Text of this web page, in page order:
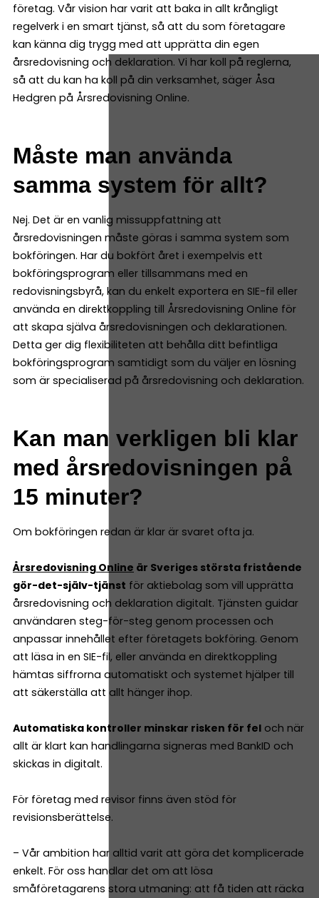
företag. Vår vision har varit att baka in allt krångligt
regelverk i en smart tjänst, så att du som företagare
kan känna dig trygg med att upprätta din egen
årsredovisning och deklaration. Vi har koll på reglerna,
så att du kan ha koll på din verksamhet, säger Åsa
Hedgren på Årsredovisning Online.
Måste man använda
samma system för allt?
Nej. Det är en vanlig missuppfattning att
årsredovisningen måste göras i samma system som
bokföringen. Har du bokfört året i exempelvis ett
bokföringsprogram eller tillsammans med en
redovisningsbyrå, kan du enkelt exportera en SIE-fil eller
använda en direktkoppling till Årsredovisning Online för
att skapa själva årsredovisningen och deklarationen.
Detta ger dig flexibiliteten att behålla ditt befintliga
bokföringsprogram samtidigt som du väljer en lösning
som är specialiserad på årsredovisning och deklaration.
Kan man verkligen bli klar
med årsredovisningen på
15 minuter?
Om bokföringen redan är klar är svaret ofta ja.
Årsredovisning Online är Sveriges största fristående
gör-det-själv-tjänst för aktiebolag som vill upprätta
årsredovisning och deklaration digitalt. Tjänsten guidar
användaren steg-för-steg genom processen och
anpassar innehållet efter företagets bokföring. Genom
att läsa in en SIE-fil, eller använda en direktkoppling
hämtas siffrorna automatiskt och systemet hjälper till
att säkerställa att allt hänger ihop.
Automatiska kontroller minskar risken för fel och när
allt är klart kan handlingarna signeras med BankID och
skickas in digitalt.
För företag med revisor finns även stöd för
revisionsberättelse.
– Vår ambition har alltid varit att göra det komplicerade
enkelt. För oss handlar det om att lösa
småföretagarens stora utmaning: att få tiden att räcka